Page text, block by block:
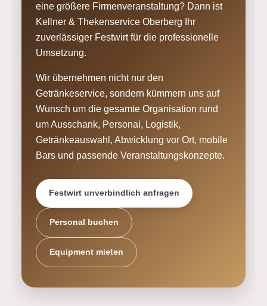
eine größere Firmenveranstaltung? Dann ist
Kellner & Thekenservice Oberberg Ihr
zuverlässiger Festwirt für die professionelle
Umsetzung.
Wir übernehmen nicht nur den
Getränkeservice, sondern kümmern uns auf
Wunsch um die gesamte Organisation rund
um Ausschank, Personal, Logistik,
Getränkeauswahl, Abwicklung vor Ort, mobile
Bars und passende Veranstaltungskonzepte.
Festwirt unverbindlich anfragen
Personal buchen
Equipment mieten